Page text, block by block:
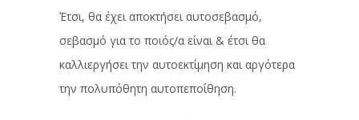
Έτσι, θα έχει αποκτήσει αυτοσεβασμό,
σεβασμό για το ποιός/α είναι & έτσι θα
καλλιεργήσει την αυτοεκτίμηση και αργότερα
την πολυπόθητη αυτοπεποίθηση.